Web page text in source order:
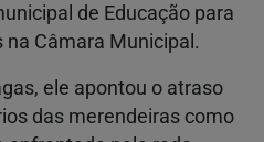
de Educação para
Câmara Municipal.
ele apontou o atraso
das merendeiras como